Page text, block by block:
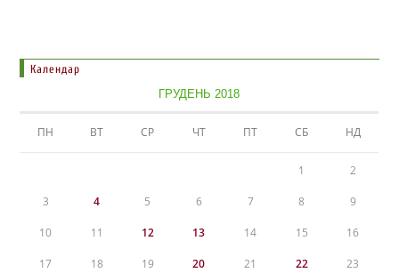
Календар
ГРУДЕНЬ 2018
ПН ВТ СР ЧТ ПТ СБ НД
1 2
3 4 5 6 7 8 9
10 11 12 13 14 15 16
17 18 19 20 21 22 23